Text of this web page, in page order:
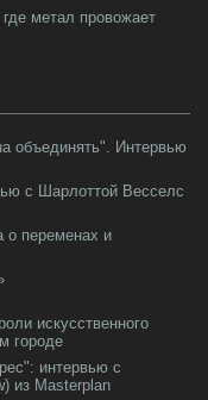
метал провожает
объединять". Интервью
с Шарлоттой Весселс
о переменах и
искусственного
городе
интервью с
из Masterplan